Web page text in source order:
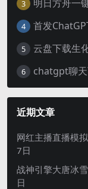
3 明日方舟一
4 首发
5
6 chatgpt聊
近期文章
网红主播直播模
7日
战神引擎大唐冰
日